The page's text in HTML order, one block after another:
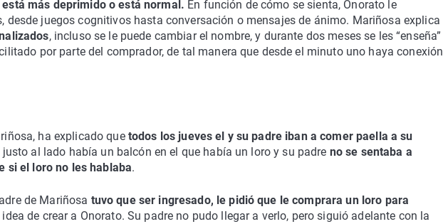
más deprimido o está normal. En función de cómo se sienta, Onorato le
desde juegos cognitivos hasta conversación o mensajes de ánimo. Mariñosa explica
, incluso se le puede cambiar el nombre, y durante dos meses se les “enseña”
por parte del comprador, de tal manera que desde el minuto uno haya conexión
ha explicado que todos los jueves el y su padre iban a comer paella a su
al lado había un balcón en el que había un loro y su padre no se sentaba a
si el loro no les hablaba.
de Mariñosa tuvo que ser ingresado, le pidió que le comprara un loro para
de crear a Onorato. Su padre no pudo llegar a verlo, pero siguió adelante con la